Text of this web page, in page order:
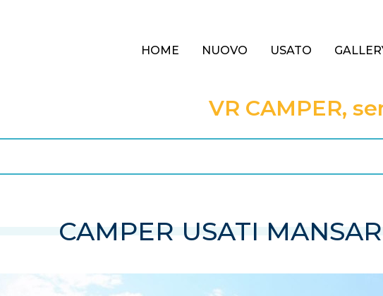
HOME NUOVO USATO
VR CAMPER,
CAMPER USATI